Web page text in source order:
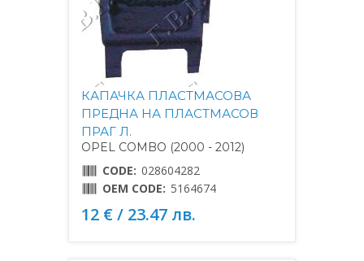
КАПАЧКА ПЛАСТМАСОВА
ПРЕДНА НА ПЛАСТМАСОВ
ПРАГ Л.
OPEL COMBO (2000 - 2012)
CODE: 028604282
OEM CODE: 5164674
12 € / 23.47 лв.